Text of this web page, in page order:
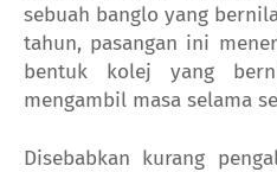
sebuah banglo yang
tahun, pasangan ini
bentuk kolej yang
mengambil masa selama
Disebabkan kurang